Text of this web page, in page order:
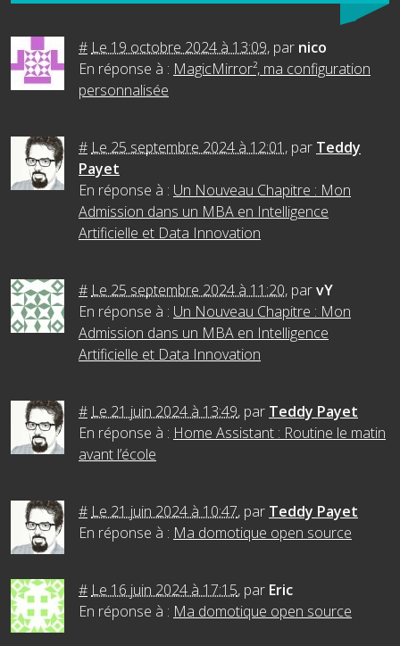
# Le 19 octobre 2024 à 13:09, par nico
En réponse à : MagicMirror², ma configuration
personnalisée
# Le 25 septembre 2024 à 12:01 , par Teddy
Payet
En réponse à : Un Nouveau Chapitre : Mon
Admission dans un MBA en Intelligence
Artificielle et Data Innovation
# Le 25 septembre 2024 à 11:20, parvY
En réponse à : Un Nouveau Chapitre : Mon
Admission dans un MBA en Intelligence
Artificielle et Data Innovation
# Le 21 juin 2024 à 13:49, par Teddy Payet
En réponse à : Home Assistant : Routine le matin
avant l’école
# Le 21 juin 2024 à 10:47, par Teddy Payet
En réponse à : Ma domotique open source
# Le 16 juin 2024 à 17:15, par Eric
En réponse à : Ma domotique open source